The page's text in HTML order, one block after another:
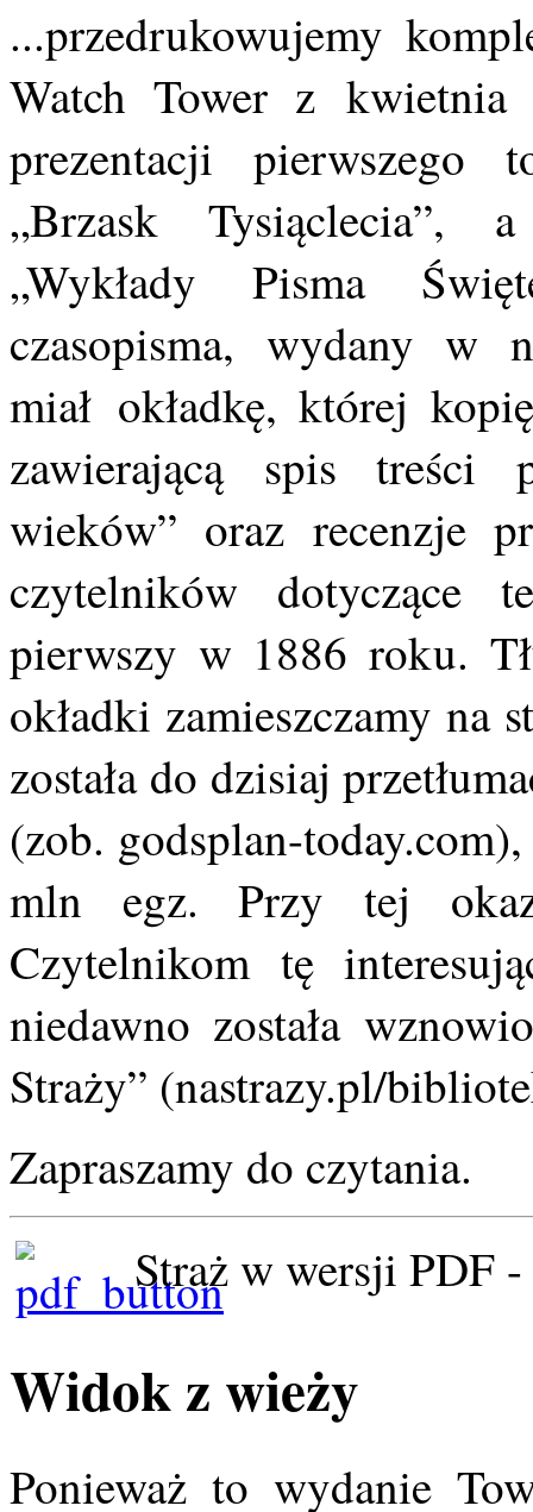
...przedrukowujemy
Watch Tower z kwietnia
prezentacji pierwszego
„Brzask Tysiąclecia”,
„Wykłady Pisma
czasopisma, wydany w
miał okładkę, której
zawierającą spis treści
wieków” oraz recenzje
czytelników dotyczące
pierwszy w 1886 roku.
okładki zamieszczamy na
została do dzisiaj
(zob. godsplan-
mln egz. Przy tej
Czytelnikom tę
niedawno została
Straży” (nastrazy.pl/
Zapraszamy do czytania.
Straż w wersji PDF -
Widok z wieży
Ponieważ to wydanie